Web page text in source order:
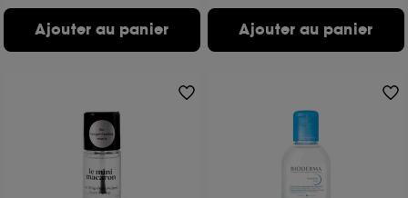
Ajouter au panier Ajouter au panier